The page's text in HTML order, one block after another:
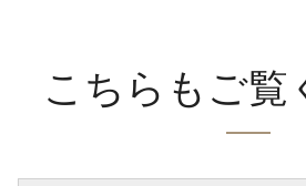
こちらもご覧